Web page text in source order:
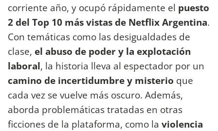
corriente año, y ocupó rápidamente el puesto
2 del Top 10 más vistas de Netflix Argentina.
Con temáticas como las desigualdades de
clase, el abuso de poder y la explotación
laboral, la historia lleva al espectador por un
camino de incertidumbre y misterio que
cada vez se vuelve más oscuro. Además,
aborda problemáticas tratadas en otras
ficciones de la plataforma, como la violencia